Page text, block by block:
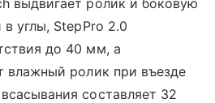
углы, StepPro 2.0
до 40 мм, а
влажный ролик при въезде
составляет 32